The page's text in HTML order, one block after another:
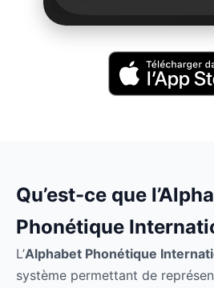
Qu’est-ce que
Phonétique
L’Alphabet Phonétique
système permettant de